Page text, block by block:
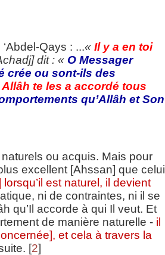
Qays : ...« Il y a en toi
dit : « O Messager
crée ou sont-ils des
te les a accordé tous
qu’Allâh et Son
ou acquis. Mais pour
excellent [Ahssan] que celui
est naturel, il devient
ni de contraintes, ni il se
qu’Il accorde à qui Il veut. Et
de manière naturelle - il
et cela à travers la
[2]